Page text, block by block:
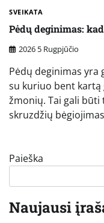
SVEIKATA
Pėdų deginimas:
2026 5 Rugpjūčio
Pėdų deginimas yra
su kuriuo bent kartą
žmonių. Tai gali būti
skruzdžių
Paieška
Naujausi